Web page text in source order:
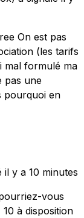
On est pas
(les tarifs
mal formulé ma
pas une
pourquoi en
il y a 10 minutes
vous
à disposition